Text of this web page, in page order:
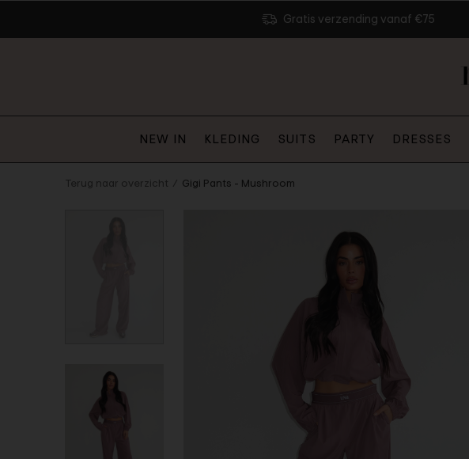
NEW IN KLEDING SUITS PARTY DRESSES
Gratis verzending vanaf €75
Terug naar overzicht Gigi Pants - Mushroom